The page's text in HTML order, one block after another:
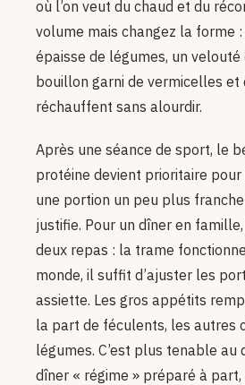
où l’on veut du chaud et du
volume mais changez la forme
épaisse de légumes, un velouté
bouillon garni de vermicelles et
réchauffent sans alourdir.
Après une séance de sport, le
protéine devient prioritaire
une portion un peu plus
justifie. Pour un dîner en
deux repas : la trame
monde, il suffit d’ajuster les
assiette. Les gros appétits
la part de féculents, les autres
légumes. C’est plus tenable au
dîner « régime » préparé à part,